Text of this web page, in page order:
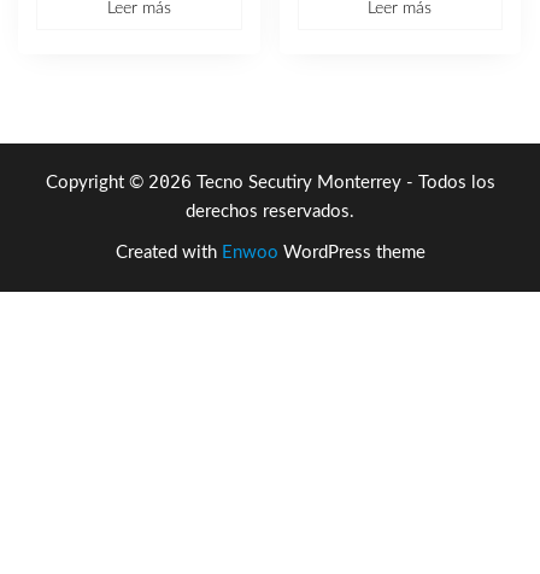
Leer más Leer más
Copyright © 2026 Tecno Secutiry Monterrey - Todos los
derechos reservados.
Created with Enwoo WordPress theme